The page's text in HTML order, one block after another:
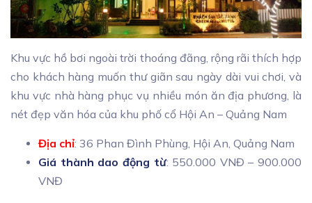
Khu vực hồ bơi ngoài trời thoáng đãng, rộng rãi thích hợp
cho khách hàng muốn thư giãn sau ngày dài vui chơi, và
khu vực nhà hàng phục vụ nhiều món ăn địa phương, là
nét đẹp văn hóa của khu phố cổ Hội An – Quảng Nam
Địa chỉ: 36 Phan Đình Phùng, Hội An, Quảng Nam
Giá thành dao động từ: 550.000 VNĐ – 900.000
VNĐ